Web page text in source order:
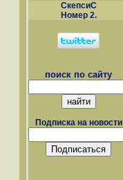
СкепсиС
Номер 2.
поиск по сайту
Подписка на новости